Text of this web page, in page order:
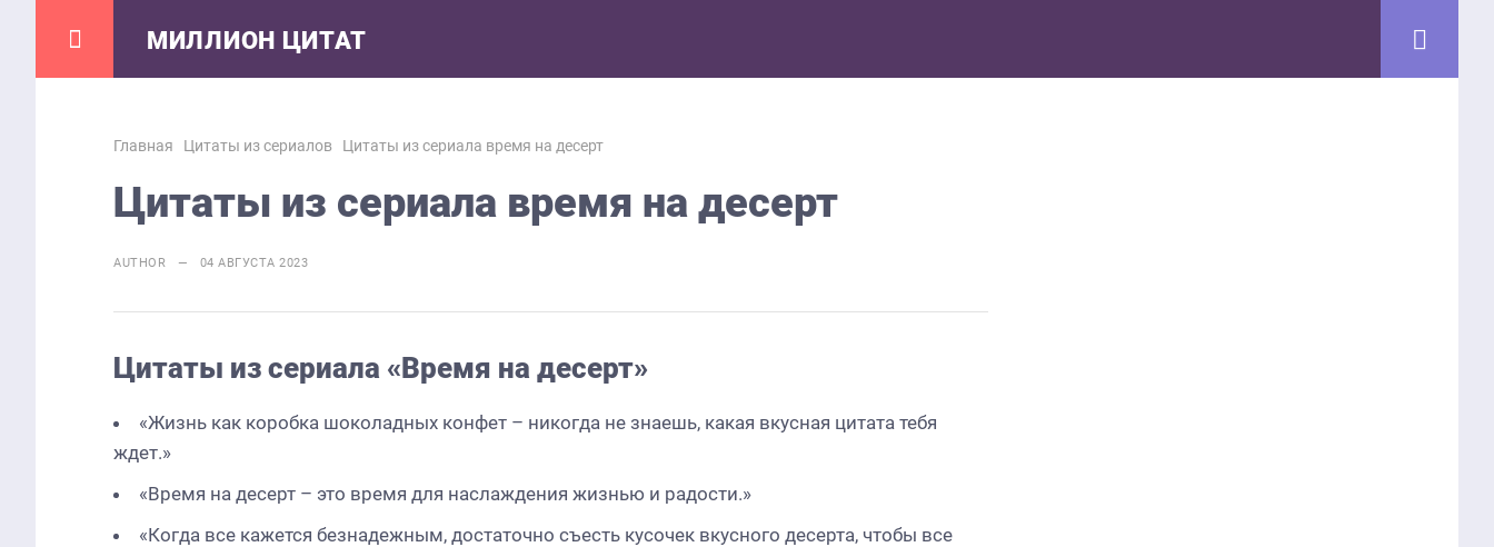
МИЛЛИОН ЦИТАТ
Главная Цитаты из сериалов Цитаты из сериала время на десерт
Цитаты из сериала время на десерт
AUTHOR — 04 АВГУСТА 2023
Цитаты из сериала «Время на десерт»
«Жизнь как коробка шоколадных конфет – никогда не знаешь, какая вкусная цитата тебя
ждет.»
«Время на десерт – это время для наслаждения жизнью и радости.»
«Когда все кажется безнадежным, достаточно съесть кусочек вкусного десерта, чтобы все